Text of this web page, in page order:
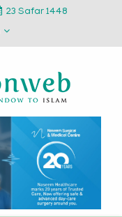
23 Safar 1448